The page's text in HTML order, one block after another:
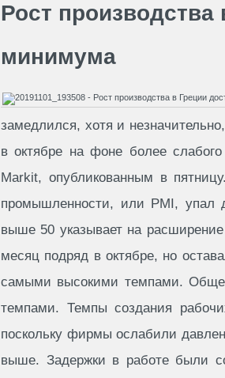
Рост производства
минимума
замедлился, хотя и
в октябре на фоне более
Markit, опубликованным в
промышленности, или PMI, упал
выше 50 указывает на
месяц подряд в октябре, но
самыми высокими темпами.
темпами. Темпы создания
поскольку фирмы ослабили
выше. Задержки в работе были